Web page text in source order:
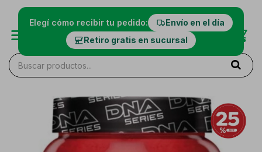
Elegí cómo recibir tu pedido:
Envío en el día
Retiro gratis en sucursal